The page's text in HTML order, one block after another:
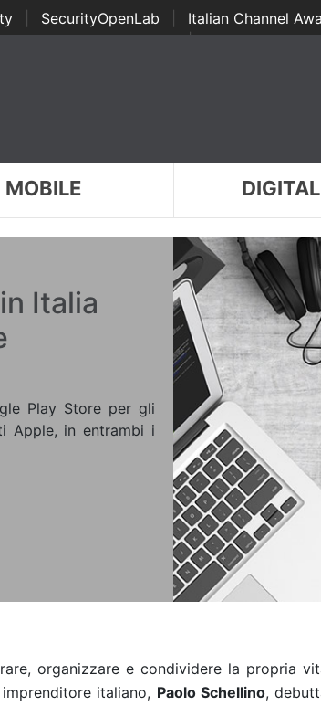
SecurityOpenLab Italian Channel
Awards | ...
MOBILE
Italia
Play Store per gli
Apple, in entrambi i
organizzare e condividere la propria
italiano, Paolo Schellino,